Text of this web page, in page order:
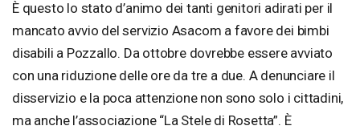
È questo lo stato d’animo dei tanti genitori adirati per il
mancato avvio del servizio Asacom a favore dei bimbi
disabili a Pozzallo. Da ottobre dovrebbe essere avviato
con una riduzione delle ore da tre a due. A denunciare il
disservizio e la poca attenzione non sono solo i cittadini,
ma anche l’associazione “La Stele di Rosetta”. È